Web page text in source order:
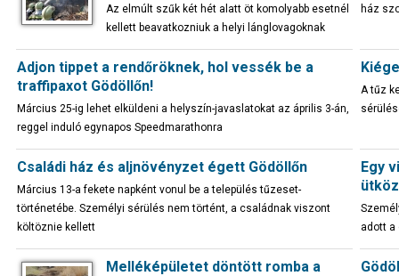
Az elmúlt szűk két hét alatt öt komolyabb esetnél
kellett beavatkozniuk a helyi lánglovagoknak
ház
Adjon tippet a rendőröknek, hol vessék be a
traffipaxot Gödöllőn!
Március 25-ig lehet elküldeni a helyszín-javaslatokat az április 3-án,
reggel induló egynapos Speedmarathonra
A tűz
Családi ház és aljnövényzet égett Gödöllőn
Március 13-a fekete napként vonul be a település tűzeset-
történetébe. Személyi sérülés nem történt, a családnak viszont
költöznie kellett
Egy
adott a
Melléképületet döntött romba a